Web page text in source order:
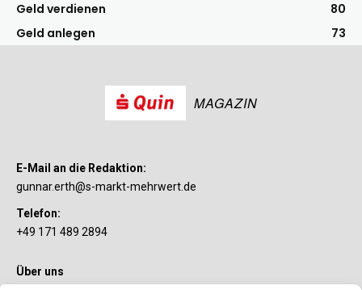
Geld verdienen
80
Geld anlegen
73
MAGAZIN
E-Mail an die Redaktion:
gunnar.erth@s-markt-mehrwert.de
Telefon:
+49 171 489 2894
Über uns